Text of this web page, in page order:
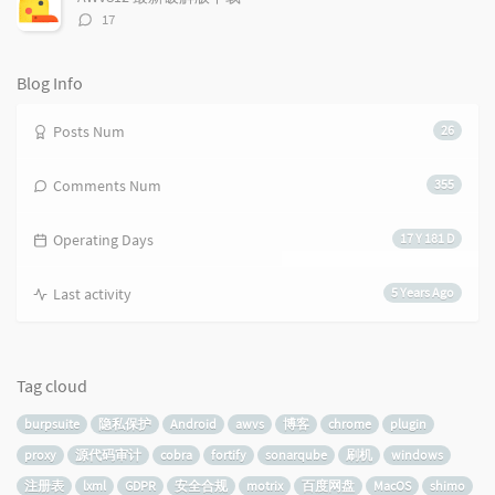
评
17
Blog Info
26
Posts Num
355
Comments Num
17 Y 181 D
Operating Days
5 Years Ago
Last activity
Tag cloud
burpsuite 隐私保护 Android awvs 博客 chrome
plugin
proxy
源代码审计 cobra fortify sonarqube 刷机
windows
注册表
lxml GDPR 安全合规 motrix 百度网盘 MacOS shimo